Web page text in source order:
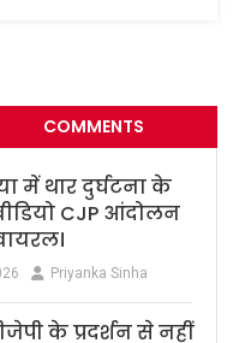
COMMENTS
में थार दुर्घटना के
CJP आंदोलन
Priyanka Sinha
के प्रदर्शन से नहीं